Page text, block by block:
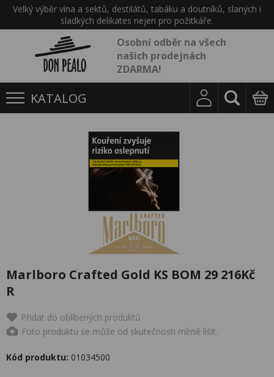
Velký výběr vína a sektů, destilátů, tabáku a doutníků, slaných i
sladkých delikates nejen pro požitkáře.
Osobní odběr na všech
našich prodejnách
ZDARMA!
KATALOG
Marlboro Crafted Gold KS BOM 29 216Kč
R
Přidat do oblíbených produktů
Foto produktu se může od skutečnosti mírně lišit.
Kód produktu: 01034500